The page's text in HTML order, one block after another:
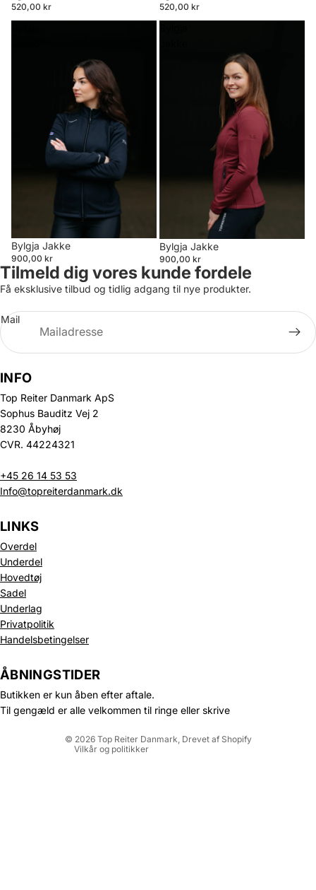
520,00 kr 520,00 kr
Bylgja Jakke
900,00 kr
Bylgja Jakke
900,00 kr
Tilmeld dig vores kunde fordele
Få eksklusive tilbud og tidlig adgang til nye produkter.
Mail
INFO
Top Reiter Danmark ApS
Sophus Bauditz Vej 2
8230 Åbyhøj
CVR. 44224321
+45 26 14 53 53
Info@topreiterdanmark.dk
LINKS
Overdel
Underdel
Hovedtøj
Sadel
Underlag
Privatpolitik
Handelsbetingelser
ÅBNINGSTIDER
Butikken er kun åben efter aftale.
Til gengæld er alle velkommen til ringe eller skrive
© 2026 Top Reiter Danmark , Drevet af Shopify
Vilkår og politikker
Politik om beskyttelse af persondata
Refusionspolitik
Leveringspolitik
Kontaktinformation